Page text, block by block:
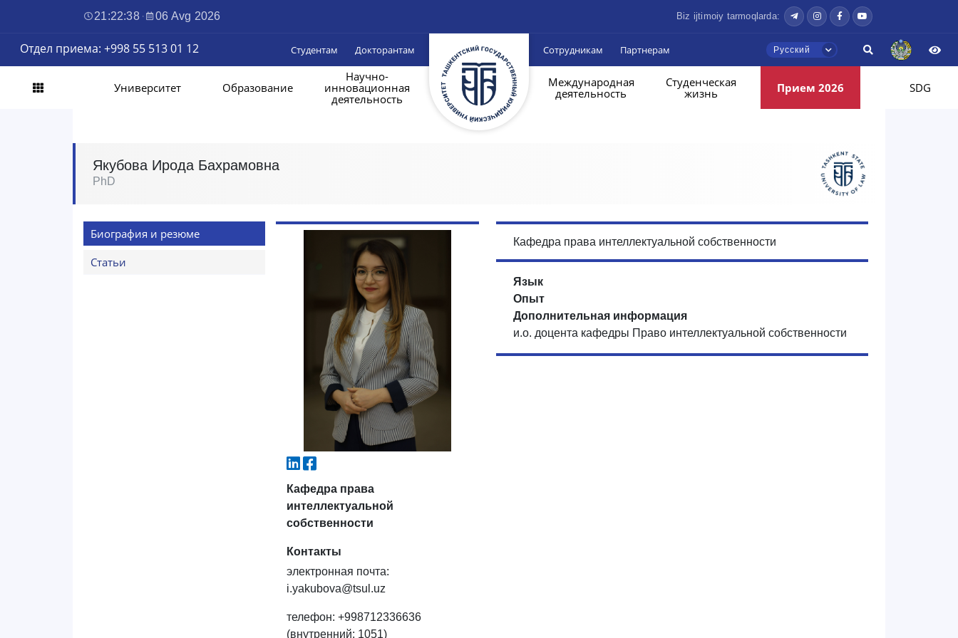
21:22:39 · 06 Avg 2026 Biz ijtimoiy tarmoqlarda:
Отдел приема: +998 55 513 01 12 Студентам Докторантам Сотрудникам Партнерам Русский
Университет Образование
Научно-
инновационная
деятельность
Международная
деятельность
Студенческая
жизнь
Прием 2026 SDG
Якубова Ирода Бахрамовна
PhD
Биография и резюме
Статьи
Кафедра права
интеллектуальной
собственности
Контакты
электронная почта:
i.yakubova@tsul.uz
телефон: +998712336636
(внутренний: 1051)
Кафедра права интеллектуальной собственности
Язык
Опыт
Дополнительная информация
и.о. доцента кафедры Право интеллектуальной собственности